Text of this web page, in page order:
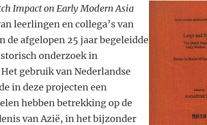
Impact on Early Modern Asia
leerlingen en collega’s van
de afgelopen 25 jaar begeleidde
onderzoek in
gebruik van Nederlandse
in deze projecten een
hebben betrekking op de
van Azië, in het bijzonder